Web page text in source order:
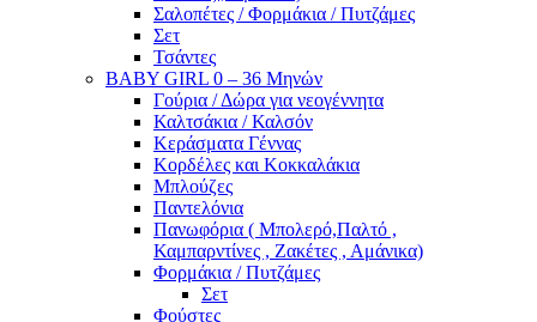
Σαλοπέτες / Φορμάκια / Πυτζάμες
Σετ
Τσάντες
BABY GIRL 0 – 36 Μηνών
Γούρια / Δώρα για νεογέννητα
Καλτσάκια / Καλσόν
Κεράσματα Γέννας
Κορδέλες και Κοκκαλάκια
Μπλούζες
Παντελόνια
Πανωφόρια ( Μπολερό,Παλτό ,
Καμπαρντίνες , Ζακέτες , Αμάνικα)
Φορμάκια / Πυτζάμες
Σετ
Φούστες